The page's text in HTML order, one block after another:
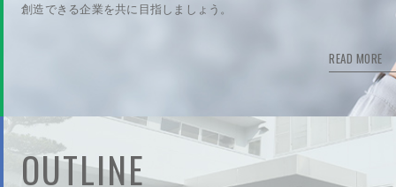
創造できる企業を共に目指しましょう。
READ MORE
OUTLINE